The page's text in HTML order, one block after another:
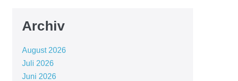
Archiv
August 2026
Juli 2026
Juni 2026